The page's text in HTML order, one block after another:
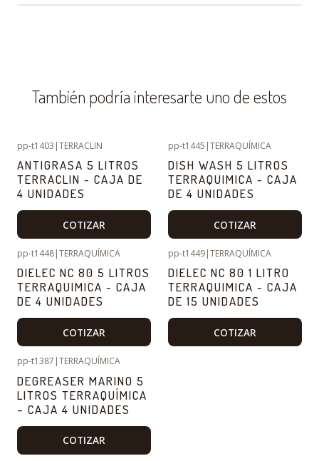
También podría interesarte uno de estos
pp-t1403 |TERRACLIN
ANTIGRASA 5 LITROS
TERRACLIN - CAJA DE
4 UNIDADES
COTIZAR
pp-t1445 |TERRAQUÍMICA
DISH WASH 5 LITROS
TERRAQUIMICA - CAJA
DE 4 UNIDADES
COTIZAR
pp-t1448|TERRAQUÍMICA
DIELEC NC 80 5 LITROS
TERRAQUIMICA - CAJA
DE 4 UNIDADES
COTIZAR
pp-t1449|TERRAQUÍMICA
DIELEC NC 80 1 LITRO
TERRAQUIMICA - CAJA
DE 15 UNIDADES
COTIZAR
pp-t1387 |TERRAQUÍMICA
DEGREASER MARINO 5
LITROS TERRAQUÍMICA
– CAJA 4 UNIDADES
COTIZAR